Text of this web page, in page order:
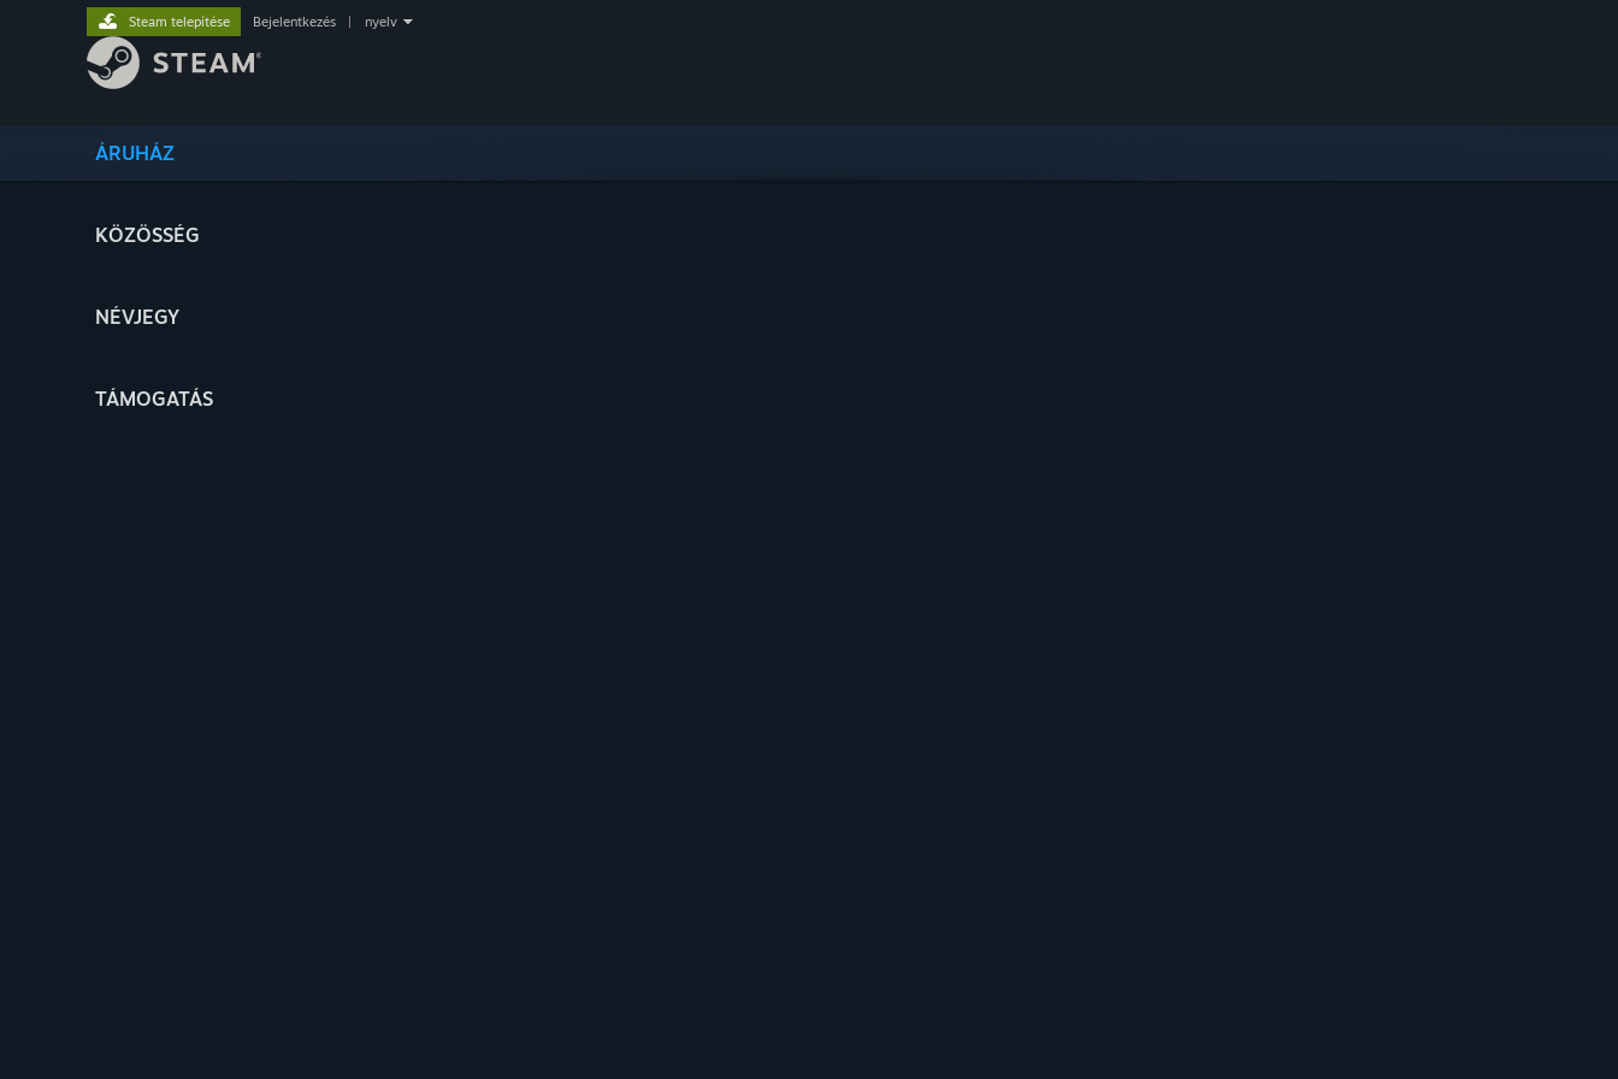
ÁRUHÁZ
KÖZÖSSÉG
NÉVJEGY
TÁMOGATÁS
Steam telepítése Bejelentkezés nyelv